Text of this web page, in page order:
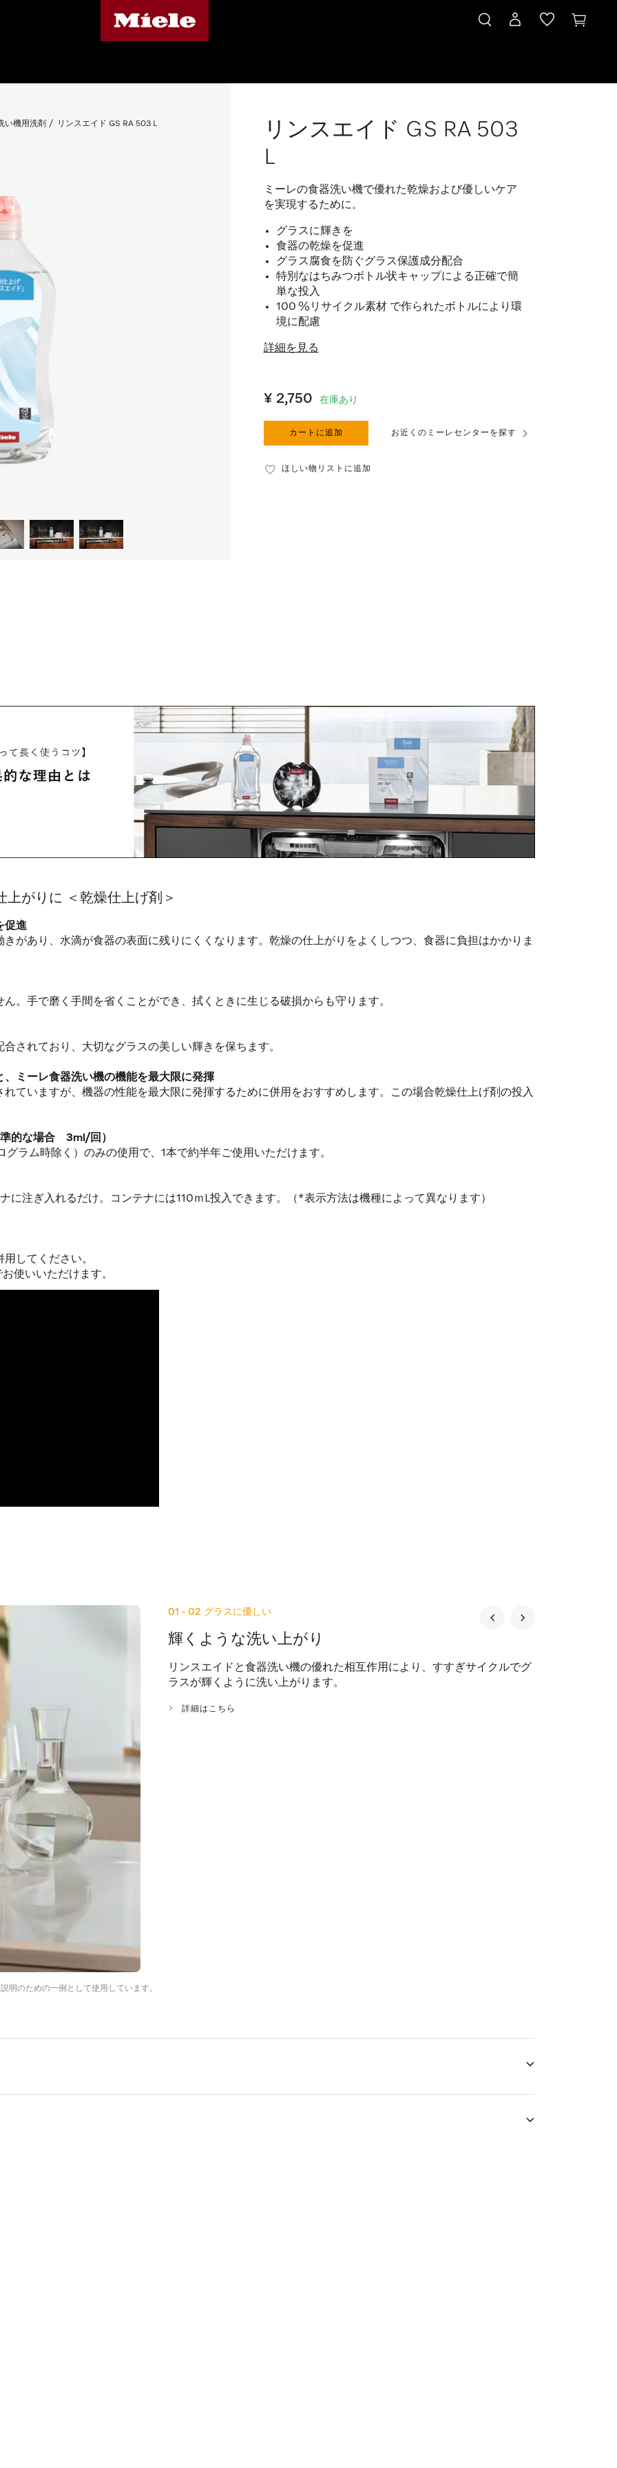
い機用洗剤 リンスエイド GS RA 503 L
リンスエイド GS RA 503
L
ミーレの食器洗い機で優れた乾燥および優しいケア
を実現するために。
グラスに輝きを
食器の乾燥を促進
グラス腐食を防ぐグラス保護成分配合
特別なはちみつボトル状キャップによる正確で簡
単な投入
100 %リサイクル素材 で作られたボトルにより環
境に配慮
詳細を見る
¥ 2,750 在庫あり
カートに追加 お近くのミーレセンターを探す
ほしい物リストに追加
がりに ＜乾燥仕上げ剤＞
促進
があり、水滴が食器の表面に残りにくくなります。乾燥の仕上がりをよくしつつ、食器に負担はかかりま
手で磨く手間を省くことができ、拭くときに生じる破損からも守ります。
されており、大切なグラスの美しい輝きを保ちます。
ミーレ食器洗い機の機能を最大限に発揮
ていますが、機器の性能を最大限に発揮するために併用をおすすめします。この場合乾燥仕上げ剤の投入
的な場合 3ml/回）
ラム時除く）のみの使用で、1本で約半年ご使用いただけます。
注ぎ入れるだけ。コンテナには110ｍL投入できます。（*表示方法は機種によって異なります）
してください。
使いいただけます。
01 - 02 グラスに優しい
輝くような洗い上がり
リンスエイドと食器洗い機の優れた相互作用により、すすぎサイクルでグ
ラスが輝くように洗い上がります。
詳細はこちら
明のための一例として使用しています。